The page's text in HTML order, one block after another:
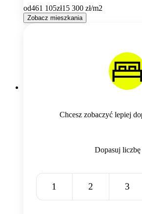
od461 105zł15 300 zł/m2
Zobacz mieszkania
Chcesz zobaczyć lepiej
Dopasuj
1 2 3